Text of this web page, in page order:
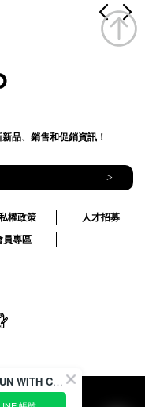
品、銷售和促銷資訊！
>
權政策
人才招募
員專區
公司
ALWAYS FUN WITH CACO !